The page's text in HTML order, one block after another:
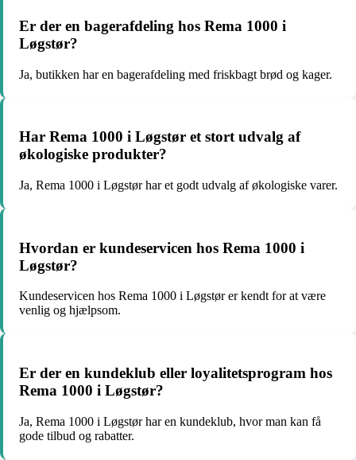
Er der en bagerafdeling hos Rema 1000 i
Løgstør?
Ja, butikken har en bagerafdeling med friskbagt brød og kager.
Har Rema 1000 i Løgstør et stort udvalg af
økologiske produkter?
Ja, Rema 1000 i Løgstør har et godt udvalg af økologiske varer.
Hvordan er kundeservicen hos Rema 1000 i
Løgstør?
Kundeservicen hos Rema 1000 i Løgstør er kendt for at være
venlig og hjælpsom.
Er der en kundeklub eller loyalitetsprogram hos
Rema 1000 i Løgstør?
Ja, Rema 1000 i Løgstør har en kundeklub, hvor man kan få
gode tilbud og rabatter.